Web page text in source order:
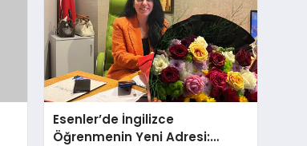
Esenler’de İngilizce
Öğrenmenin Yeni Adresi: